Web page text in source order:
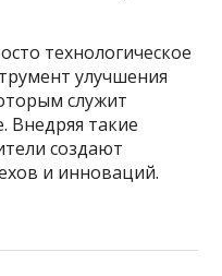
технологическое
улучшения
служит
Внедряя такие
создают
и инноваций.